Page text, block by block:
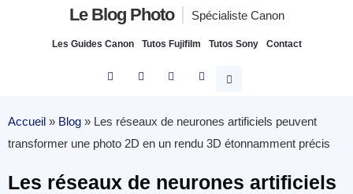
Le Blog Photo Spécialiste Canon
Les Guides Canon Tutos Fujifilm Tutos Sony Contact
Accueil » Blog » Les réseaux de neurones artificiels peuvent
transformer une photo 2D en un rendu 3D étonnamment précis
Les réseaux de neurones artificiels